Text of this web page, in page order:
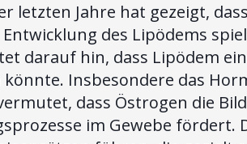
letzten Jahre hat gezeigt,
des Lipödems
darauf hin, dass Lipödem
Insbesondere das
dass Östrogen die
im Gewebe